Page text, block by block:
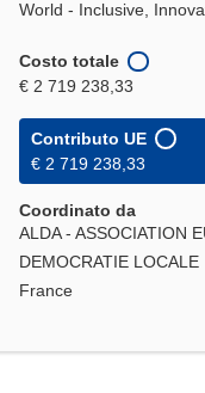
World - Inclusive,
Costo totale
€ 2 719 238,33
Contributo UE
€ 2 719 238,33
Coordinato da
ALDA - ASSOCIATION
DEMOCRATIE LOCALE
France